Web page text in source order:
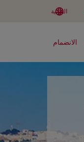
language
العربية
keyboard_arrow_down
الانضمام